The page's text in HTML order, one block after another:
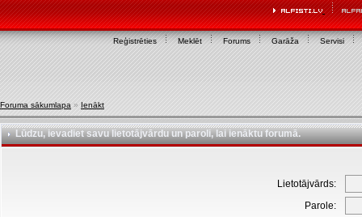
Reģistrēties Meklēt Forums Garāža Servisi
Foruma sākumlapa » Ienākt
Lūdzu, ievadiet savu lietotājvārdu un paroli, lai ienāktu forumā.
Lietotājvārds:
Parole: